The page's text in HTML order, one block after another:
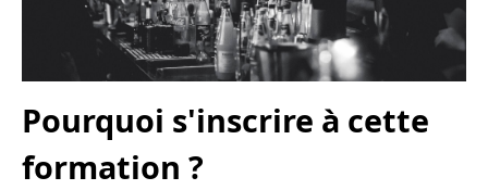
Pourquoi s'inscrire à cette
formation ?